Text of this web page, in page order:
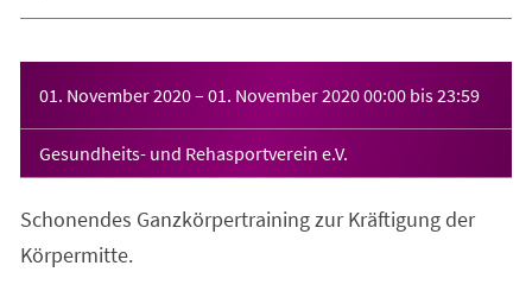
01. November 2020– 01. November 202000:00 bis23:59
Gesundheits- und Rehasportverein e.V.
Schonendes Ganzkörpertraining zur Kräftigung der
Körpermitte.